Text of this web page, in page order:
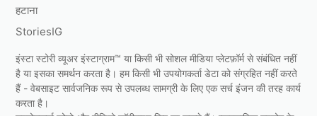
हटाना
StoriesIG
इंस्टा स्टोरी व्यूअर इंस्टाग्राम™ या किसी भी सोशल मीडिया प्लेटफ़ॉर्म से संबंधित नहीं
है या इसका समर्थन करता है। हम किसी भी उपयोगकर्ता डेटा को संग्रहित नहीं करते
हैं - वेबसाइट सार्वजनिक रूप से उपलब्ध सामग्री के लिए एक सर्च इंजन की तरह कार्य
करता है।